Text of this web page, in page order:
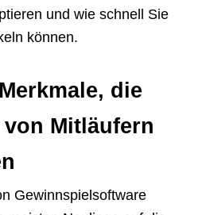
und wie schnell Sie
können.
die
Mitläufern
Gewinnspielsoftware